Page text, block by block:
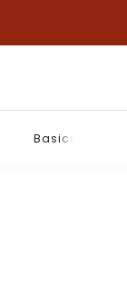
Basics